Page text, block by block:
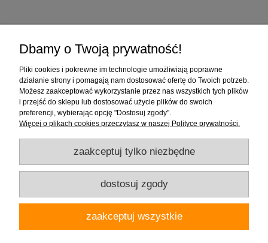
Moje konto
Informacje
Firma "Wnętrza" Alicja Galewska | ul. Czapliniecka 1, 97-400 Bełchatów |
woj.łódzkie | tel.: 786912008, 789280889 | email: wnetrza.shop@gmail.com |
Dbamy o Twoją prywatność!
Pliki cookies i pokrewne im technologie umożliwiają poprawne
działanie strony i pomagają nam dostosować ofertę do Twoich potrzeb.
Możesz zaakceptować wykorzystanie przez nas wszystkich tych plików
i przejść do sklepu lub dostosować użycie plików do swoich
preferencji, wybierając opcję "Dostosuj zgody".
Więcej o plikach cookies przeczytasz w naszej Polityce prywatności.
zaakceptuj tylko niezbędne
dostosuj zgody
zaakceptuj wszystkie